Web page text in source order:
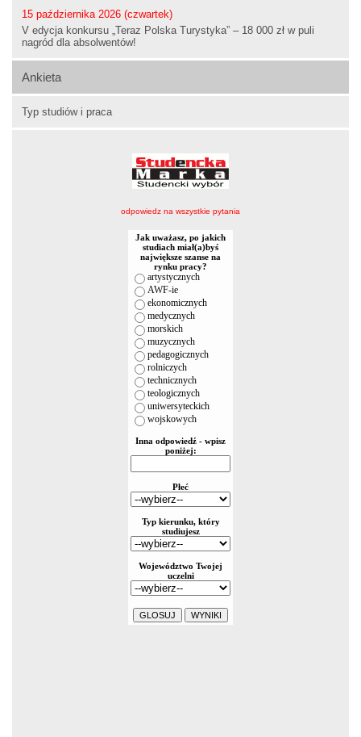
15 października 2026 (czwartek)
V edycja konkursu „Teraz Polska Turystyka” – 18 000 zł w puli
nagród dla absolwentów!
Ankieta
Typ studiów i praca
odpowiedz na wszystkie pytania